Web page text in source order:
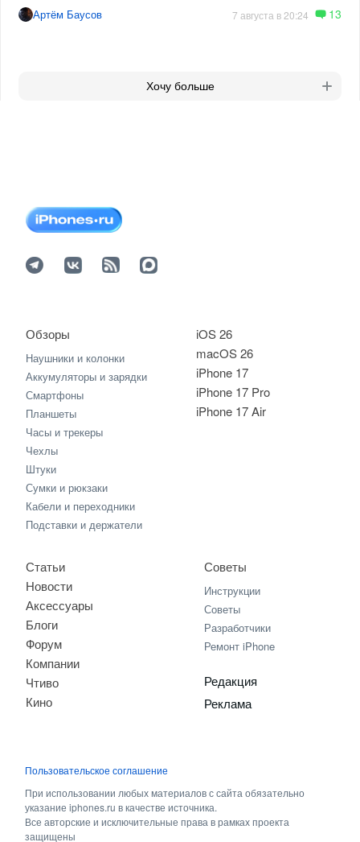
Артём Баусов 7 августа в 20:24 13
Хочу больше
iOS 26
macOS 26
iPhone 17
iPhone 17 Pro
iPhone 17 Air
Обзоры
Наушники и колонки
Аккумуляторы и зарядки
Смартфоны
Планшеты
Часы и трекеры
Чехлы
Штуки
Сумки и рюкзаки
Кабели и переходники
Подставки и держатели
Статьи
Новости
Аксессуары
Блоги
Форум
Компании
Чтиво
Кино
Советы
Инструкции
Советы
Разработчики
Ремонт iPhone
Редакция
Реклама
Пользовательское соглашение
При использовании любых материалов с сайта обязательно
указание iphones.ru в качестве источника.
Все авторские и исключительные права в рамках проекта
защищены